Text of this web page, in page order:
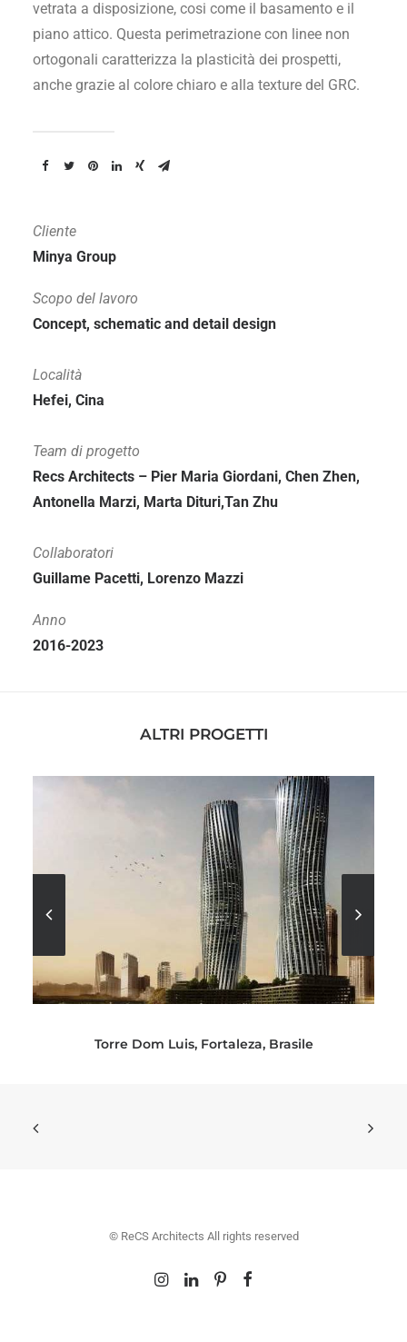
vetrata a disposizione, cosi come il basamento e il
piano attico. Questa perimetrazione con linee non
ortogonali caratterizza la plasticità dei prospetti,
anche grazie al colore chiaro e alla texture del GRC.
Cliente
Minya Group
Scopo del lavoro
Concept, schematic and detail design
Località
Hefei, Cina
Team di progetto
Recs Architects – Pier Maria Giordani, Chen Zhen,
Antonella Marzi, Marta Dituri,Tan Zhu
Collaboratori
Guillame Pacetti, Lorenzo Mazzi
Anno
2016-2023
ALTRI PROGETTI
Torre Dom Luis, Fortaleza, Brasile
© ReCS Architects All rights reserved